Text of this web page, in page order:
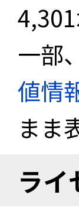
一部
値情
まま
ライ